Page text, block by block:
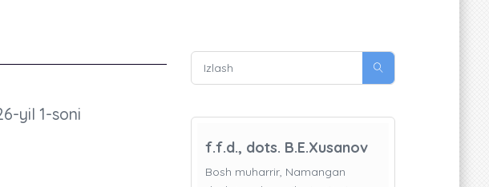
yil 1-soni
f.f.d., dots. B.E.Xusanov
Bosh muharrir, Namangan